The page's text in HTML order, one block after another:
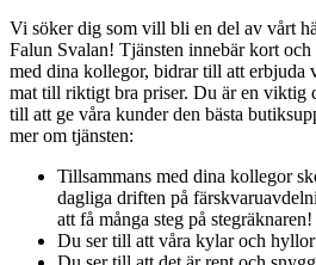
Vi söker dig som vill bli en del av vårt
Falun Svalan! Tjänsten innebär kort
med dina kollegor, bidrar till att erbjuda
mat till riktigt bra priser. Du är en viktig
till att ge våra kunder den bästa
mer om tjänsten:
Tillsammans med dina kollegor
dagliga driften på
att få många steg på stegräknaren!
Du ser till att våra kylar och